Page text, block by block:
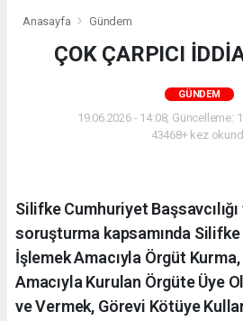
Anasayfa Gündem
ÇOK ÇARPICI
GÜNDEM
19.06.2026 - 14:08, Güncelleme:
43468+ kez
Silifke Cumhuriyet
soruşturma kapsamında
İşlemek Amacıyla Örgüt
Amacıyla Kurulan Örgüte Üye
ve Vermek, Görevi Kötüye